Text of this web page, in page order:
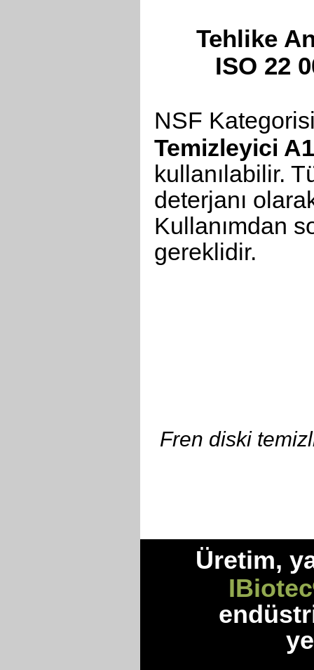
Tehlike
ISO 22
NSF
Temizleyici A1
kullanılabilir.
deterjanı
Kullanımdan
gereklidir.
Fren diski
Üretim,
IBiotec